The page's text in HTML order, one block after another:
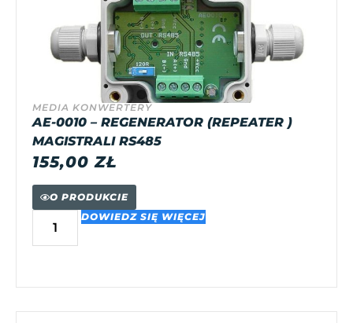
MEDIA KONWERTERY
AE-0010 – REGENERATOR (REPEATER )
MAGISTRALI RS485
155,00ZŁ
O PRODUKCIE
DOWIEDZ SIĘ WIĘCEJ